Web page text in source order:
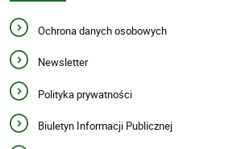
Ochrona danych osobowych
Newsletter
Polityka prywatności
Biuletyn Informacji Publicznej